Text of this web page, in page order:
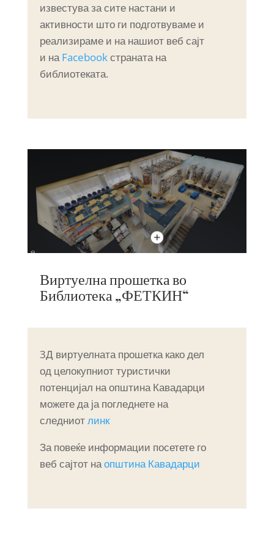
известува за сите настани и
активности што ги подготвуваме и
реализираме и на нашиот веб сајт
и наFacebookстраната на
библиотеката.
Виртуелна прошетка во
Библиотека „ФЕТКИН“
3Д виртуелната прошетка како дел
од целокупниот туристички
потенцијал на општина Кавадарци
можете да ја погледнете на
следниотлинк
За повеќе информации посетете го
веб сајтот наопштина Кавадарци